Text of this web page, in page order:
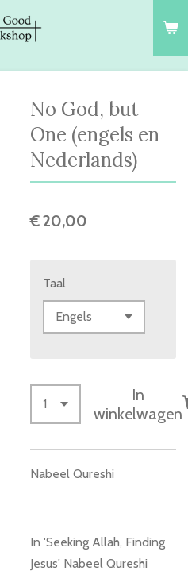
No God, but
One (engels en
Nederlands)
€ 20,00
Taal
In
winkelwagen
Nabeel Qureshi
In 'Seeking Allah, Finding
Jesus' Nabeel Qureshi